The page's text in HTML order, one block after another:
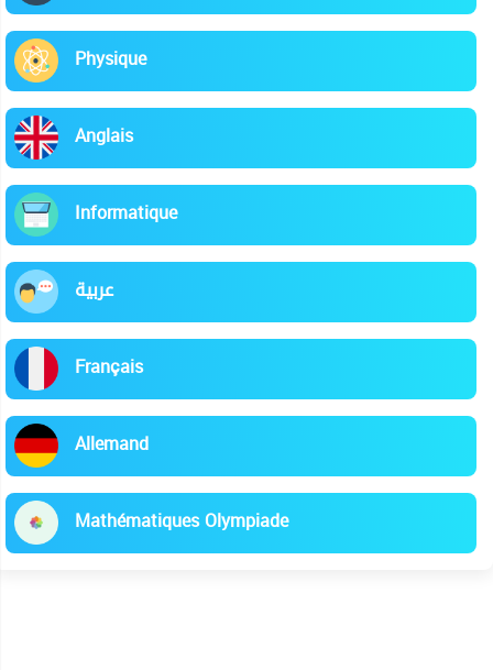
Physique
Anglais
Informatique
عربية
Français
Allemand
Mathématiques Olympiade